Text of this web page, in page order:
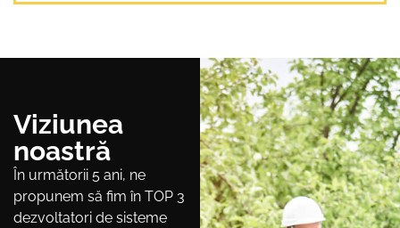
Viziunea
noastră
În următorii 5 ani, ne
propunem să fim în TOP 3
dezvoltatori de sisteme